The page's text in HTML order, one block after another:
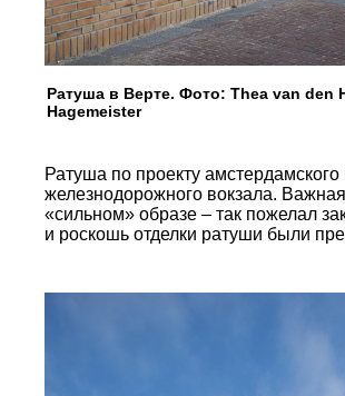
Ратуша в Верте. Фото: Thea van den
Hagemeister
Ратуша по проекту
железнодорожного вокзала.
«сильном» образе – так пожелал
и роскошь отделки ратуши были